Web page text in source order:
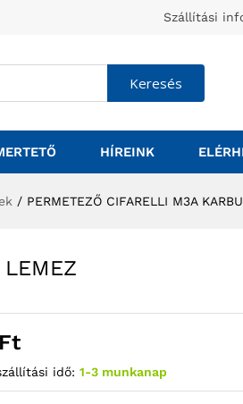
Szállítási
Keresés
HÍREINK
/ PERMETEZŐ CIFARELLI M3A
Ft
idő: 1-3 munkanap